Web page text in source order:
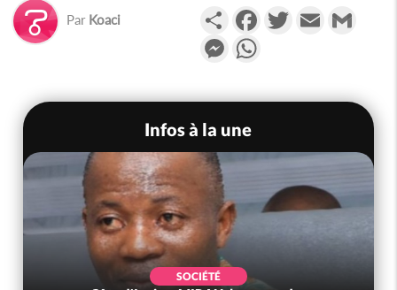
Par Koaci PartagerFacebookTwitterEmail
Messenger
Infos à la une
SOCIÉTÉ